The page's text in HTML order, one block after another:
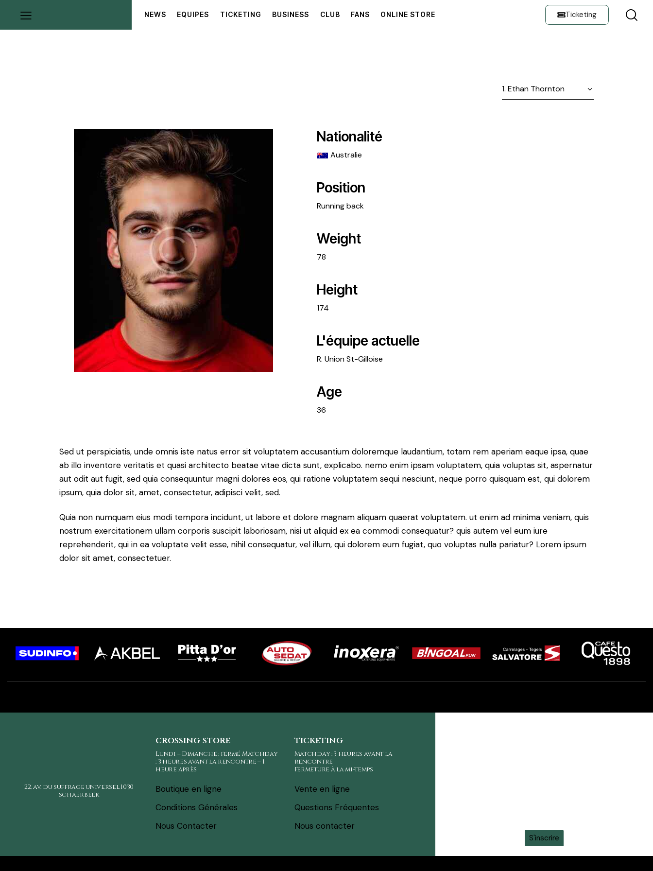
NEWS EQUIPES TICKETING BUSINESS CLUB FANS ONLINE STORE Ticketing
Nationalité
Australie
Position
Running back
Weight
78
Height
174
L'équipe actuelle
R. Union St-Gilloise
Age
36
Sed ut perspiciatis, unde omnis iste natus error sit voluptatem accusantium doloremque laudantium, totam rem aperiam eaque ipsa, quae
ab illo inventore veritatis et quasi architecto beatae vitae dicta sunt, explicabo. nemo enim ipsam voluptatem, quia voluptas sit, aspernatur
aut odit aut fugit, sed quia consequuntur magni dolores eos, qui ratione voluptatem sequi nesciunt, neque porro quisquam est, qui dolorem
ipsum, quia dolor sit, amet, consectetur, adipisci velit, sed.
Quia non numquam eius modi tempora incidunt, ut labore et dolore magnam aliquam quaerat voluptatem. ut enim ad minima veniam, quis
nostrum exercitationem ullam corporis suscipit laboriosam, nisi ut aliquid ex ea commodi consequatur? quis autem vel eum iure
reprehenderit, qui in ea voluptate velit esse, nihil consequatur, vel illum, qui dolorem eum fugiat, quo voluptas nulla pariatur? Lorem ipsum
dolor sit amet, consectetuer.
22, av. du suffrage universel1030
schaerbeek
crossing store
Lundi – Dimanche : fermé Matchday
: 3 heures avant la rencontre – 1
heure après
Boutique en ligne
Conditions Générales
Nous Contacter
ticketing
Matchday : 3 heures avant la
rencontre
Fermeture à la mi-temps
Vente en ligne
Questions Fréquentes
Nous contacter
S'inscrire